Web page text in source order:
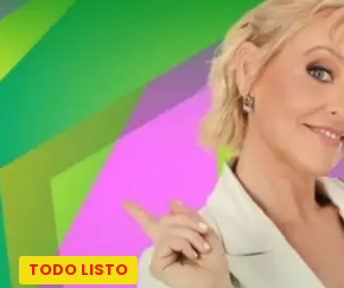
TODO LISTO